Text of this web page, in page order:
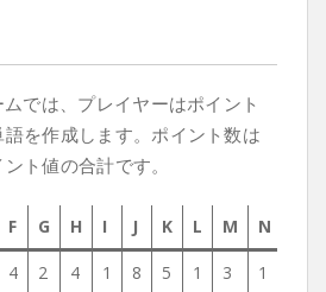
では、プレイヤーはポイント
を作成します。ポイント数は
ト値の合計です。
F G H I J K L M N
4 2 4 1 8 5 1 3 1